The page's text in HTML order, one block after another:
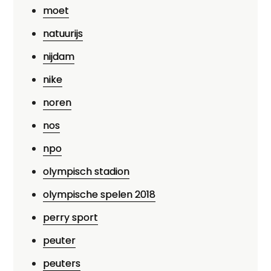
moet
natuurijs
nijdam
nike
noren
nos
npo
olympisch stadion
olympische spelen 2018
perry sport
peuter
peuters